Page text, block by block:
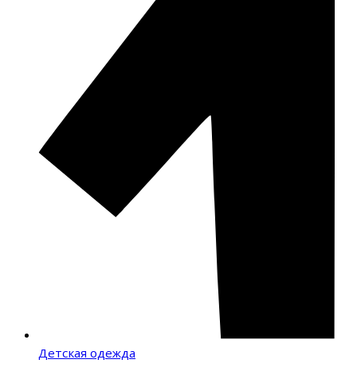
Детская одежда